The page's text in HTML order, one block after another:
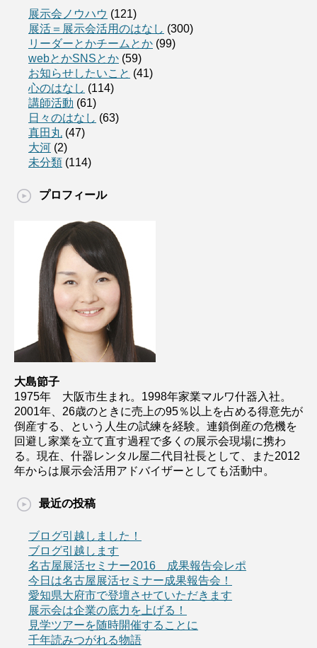
展示会ノウハウ (121)
展活＝展示会活用のはなし (300)
リーダーとかチームとか (99)
webとかSNSとか (59)
お知らせしたいこと (41)
心のはなし (114)
講師活動 (61)
日々のはなし (63)
真田丸 (47)
大河 (2)
未分類 (114)
プロフィール
大島節子
1975年 大阪市生まれ。1998年家業マルワ什器入社。
2001年、26歳のときに売上の95％以上を占める得意先が
倒産する、という人生の試練を経験。連鎖倒産の危機を
回避し家業を立て直す過程で多くの展示会現場に携わ
る。現在、什器レンタル屋二代目社長として、また2012
年からは展示会活用アドバイザーとしても活動中。
最近の投稿
ブログ引越しました！
ブログ引越します
名古屋展活セミナー2016 成果報告会レポ
今日は名古屋展活セミナー成果報告会！
愛知県大府市で登壇させていただきます
展示会は企業の底力を上げる！
見学ツアーを随時開催することに
千年読みつがれる物語